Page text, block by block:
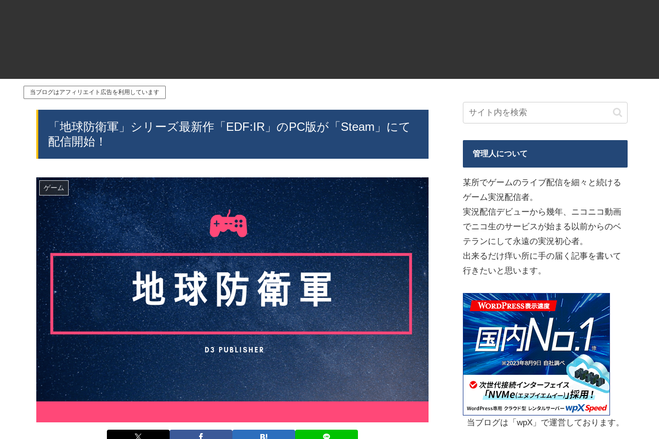
当ブログはアフィリエイト広告を利用しています
「地球防衛軍」シリーズ最新作「EDF:IR」のPC版が「Steam」にて
配信開始！
ゲーム
管理人について
某所でゲームのライブ配信を細々と続ける
ゲーム実況配信者。
実況配信デビューから幾年、ニコニコ動画
でニコ生のサービスが始まる以前からのベ
テランにして永遠の実況初心者。
出来るだけ痒い所に手の届く記事を書いて
行きたいと思います。
当ブログは「wpX」で運営しております。